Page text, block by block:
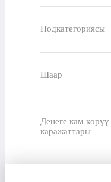
Подкатегориясы
Шаар
Денеге кам көрүү
каражаттары